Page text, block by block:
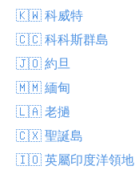
🇰🇼 科威特
🇨🇨 科科斯群島
🇯🇴 約旦
🇲🇲 緬甸
🇱🇦 老撾
🇨🇽 聖誕島
🇮🇴 英屬印度洋領地